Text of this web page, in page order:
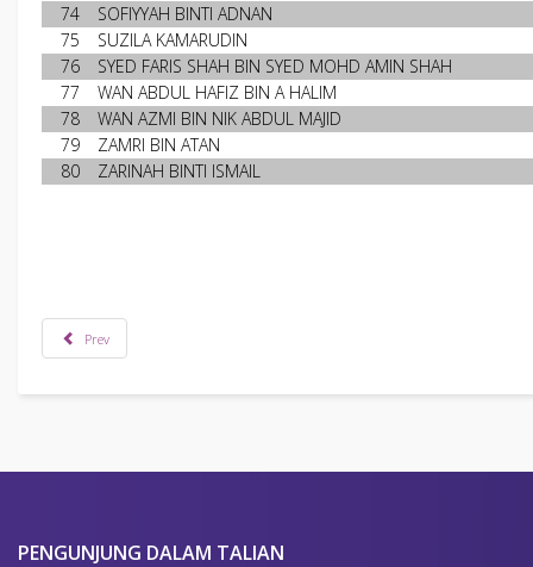
74
SOFIYYAH BINTI ADNAN
75
SUZILA KAMARUDIN
76
SYED FARIS SHAH BIN SYED MOHD AMIN SHAH
77
WAN ABDUL HAFIZ BIN A HALIM
78
WAN AZMI BIN NIK ABDUL MAJID
79
ZAMRI BIN ATAN
80
ZARINAH BINTI ISMAIL
Prev
PENGUNJUNG DALAM TALIAN